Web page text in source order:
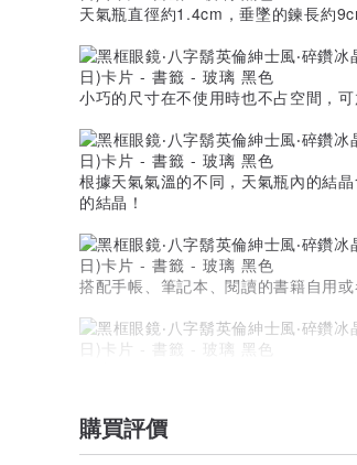
天氣瓶直徑約1.4cm，垂墜的鍊長約
小巧的尺寸在不使用時也不占空間，可
根據天氣氣溫的不同，天氣瓶內的結
的結晶！
搭配手帳、筆記本、閱讀的書籍自用
輕薄的PP材質書籤也可放在筆記本、
羽狀結晶特寫，玻璃瓶底下可以看到
購買評價